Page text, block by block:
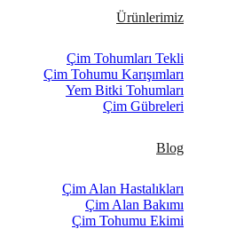
Ürünlerimiz
Çim Tohumları Tekli
Çim Tohumu Karışımları
Yem Bitki Tohumları
Çim Gübreleri
Blog
Çim Alan Hastalıkları
Çim Alan Bakımı
Çim Tohumu Ekimi